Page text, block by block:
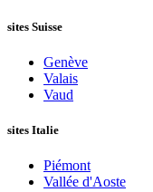
sites Suisse
Genève
Valais
Vaud
sites Italie
Piémont
Vallée d'Aoste